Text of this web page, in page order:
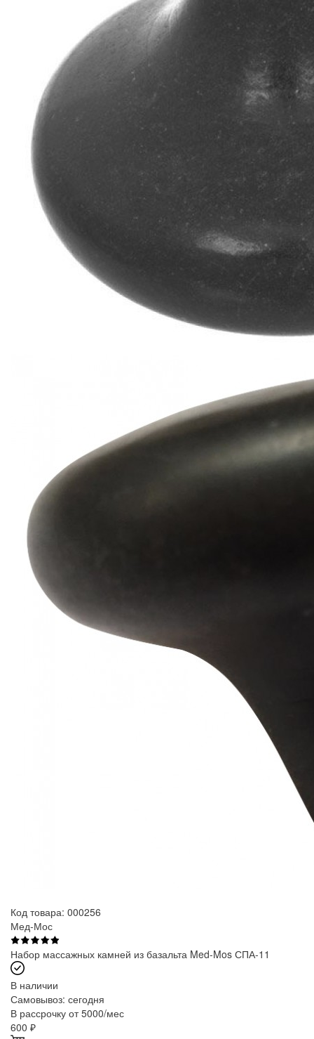
Код товара: 000256
Мед-Мос
Набор массажных камней из базальта Med-Mos СПА-11
В наличии
Самовывоз: сегодня
В рассрочку от 5000/мес
600 ₽